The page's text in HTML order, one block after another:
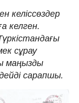
келіссөздер
келген.
сұрау
маңызды
сарапшы.